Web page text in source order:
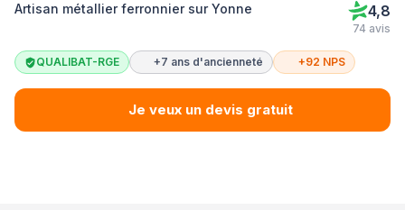
Artisan métallier ferronnier sur Yonne 4,8
74 avis
QUALIBAT-RGE +7 ans d'ancienneté +92 NPS
Je veux un devis gratuit